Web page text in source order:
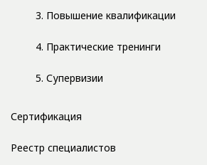
3. Повышение квалификации
4. Практические тренинги
5. Супервизии
Сертификация
Реестр специалистов